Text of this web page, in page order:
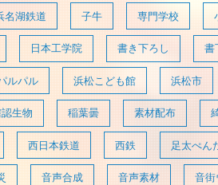
名湖鉄道 子牛 専門学校
日本工学院 書き下ろし 書
ルパル 浜松こども館 浜松市
生物 稲葉曇 素材配布
西日本鉄道 西鉄 足太ぺん
音声合成 音声素材 音街